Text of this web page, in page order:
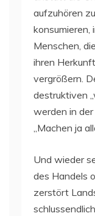
aufzuhören
konsumieren,
Menschen,
ihren
vergrößern.
destruktiven
werden in
„Machen ja
Und wieder
des Handels
zerstört